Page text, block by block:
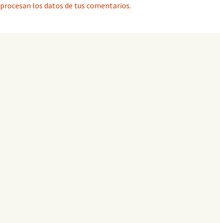
procesan los datos de tus comentarios.